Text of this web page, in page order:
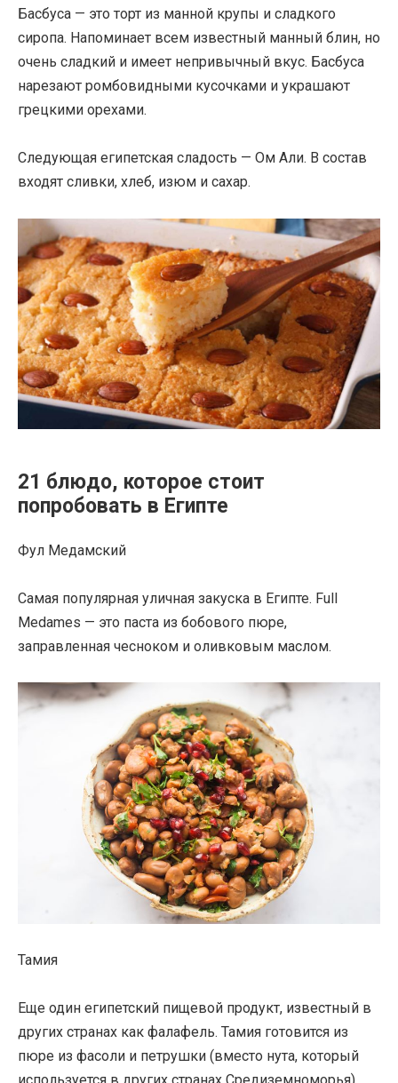
Басбуса — это торт из манной крупы и сладкого
сиропа. Напоминает всем известный манный блин, но
очень сладкий и имеет непривычный вкус. Басбуса
нарезают ромбовидными кусочками и украшают
грецкими орехами.
Следующая египетская сладость — Ом Али. В состав
входят сливки, хлеб, изюм и сахар.
21 блюдо, которое стоит
попробовать в Египте
Фул Медамский
Самая популярная уличная закуска в Египте. Full
Medames — это паста из бобового пюре,
заправленная чесноком и оливковым маслом.
Тамия
Еще один египетский пищевой продукт, известный в
других странах как фалафель. Тамия готовится из
пюре из фасоли и петрушки (вместо нута, который